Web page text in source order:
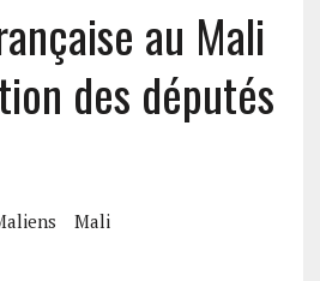
au Mali
des députés
Mali